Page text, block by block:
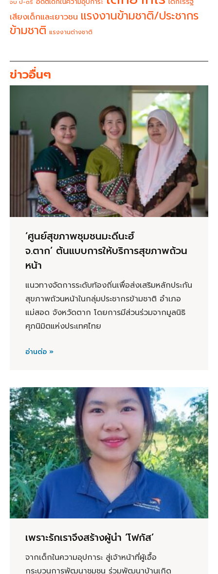
จบ ป-ตรี
เสียงเด็กและเยาวชน แรงงานข้ามชาติ/ประชากร
ข้ามชาติ แรงงานต่างชาติ
ข่าวอื่นๆ
‘ศูนย์สุขภาพชุมชนมะดีนะฮ์
จ.ตาก’ ต้นแบบการให้บริการสุขภาพถ้วน
หน้า
แนวทางจัดการระดับท้องถิ่นเพื่อส่งเสริมหลักประกัน
สุขภาพถ้วนหน้าในกลุ่มประชากรข้ามชาติ อำเภอ
แม่สอด จังหวัดตาก โดยการมีส่วนร่วมจากมูลนิธิ
ศุภนิมิตแห่งประเทศไทย
อ่านต่อ »
เพราะรักเราจึงสร้างผู้นำ ‘โฟกัส’
จากเด็กในความอุปการะ สู่เจ้าหน้าที่ผู้เอื้อ
กระบวนการพัฒนาชุมชน ร่วมพัฒนาบ้านเกิด